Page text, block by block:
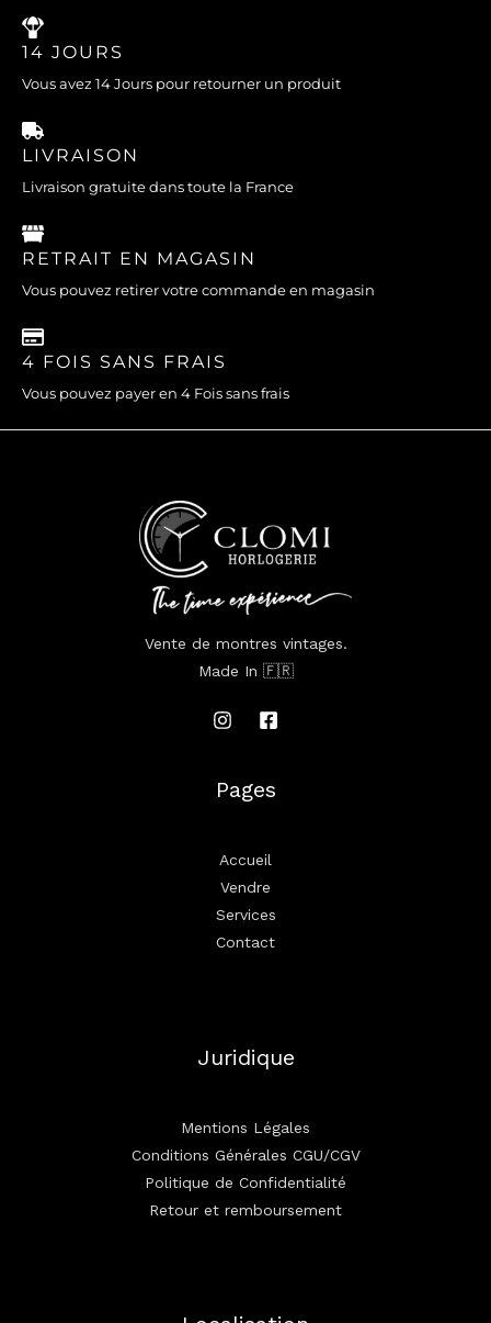
14 JOURS
Vous avez 14 Jours pour retourner un produit
LIVRAISON
Livraison gratuite dans toute la France
RETRAIT EN MAGASIN
Vous pouvez retirer votre commande en magasin
4 FOIS SANS FRAIS
Vous pouvez payer en 4 Fois sans frais
Vente de montres vintages.
Made In 🇫🇷
Pages
Accueil
Vendre
Services
Contact
Juridique
Mentions Légales
Conditions Générales CGU/CGV
Politique de Confidentialité
Retour et remboursement